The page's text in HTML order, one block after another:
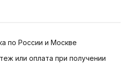
по России и Москве
или оплата при получении